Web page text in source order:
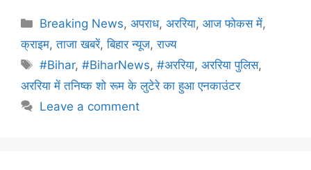
Breaking News,अपराध,अररिया,आज फोकस में,
क्राइम,ताजा खबरें,बिहार न्यूज,राज्य
#Bihar,#BiharNews,#अररिया,अररिया पुलिस,
अररिया में तनिष्क शो रूम के लुटेरे का हुआ एनकाउंटर
Leave a comment